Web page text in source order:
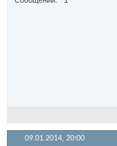
09.01.2014, 20:00